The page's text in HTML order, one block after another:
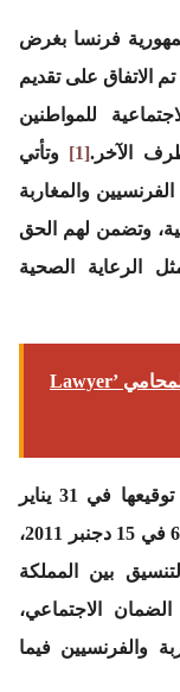
فرنسا بغرض
الاتفاق على تقديم
للمواطنين
الآخر.[1]
وتأتي
والمغاربة
وتضمن لهم الحق
الرعاية الصحية
صفوان العوني: أتعاب المحامي Lawyer’
وقد تلا الاتفاقية السابقة اتفاقية جديدة تم توقيعها في 31 يناير
2011 ونشرها في الجريدة الرسمية عدد 6004 في 15 دجنبر 2011،
بين المملكة
الاجتماعي،
والفرنسيين فيما